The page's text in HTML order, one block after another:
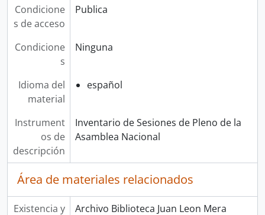
Condicione
s de acceso
Publica
Condicione
s
Ninguna
Idioma del
material
español
Instrument
os de
descripción
Inventario de Sesiones de Pleno de la
Asamblea Nacional
Área de materiales relacionados
Existencia y
Archivo Biblioteca Juan Leon Mera